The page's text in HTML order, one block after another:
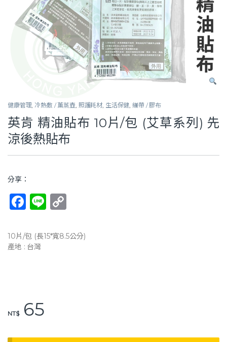
健康管理, 冷熱敷 / 薰蒸壺, 照護耗材, 生活保健,繃帶 / 膠布
英肯 精油貼布 10片/包 (艾草系列) 先
涼後熱貼布
分享：
F
c
e
o
k
Li
e p
10片/包 (長15*寬8.5公分)
產地 : 台灣
NT$65